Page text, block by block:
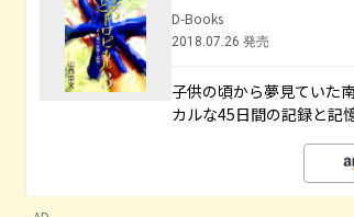
D-Books
2018.07.26 発売
子供の頃から夢見ていた
カルな45日間の記録と記憶